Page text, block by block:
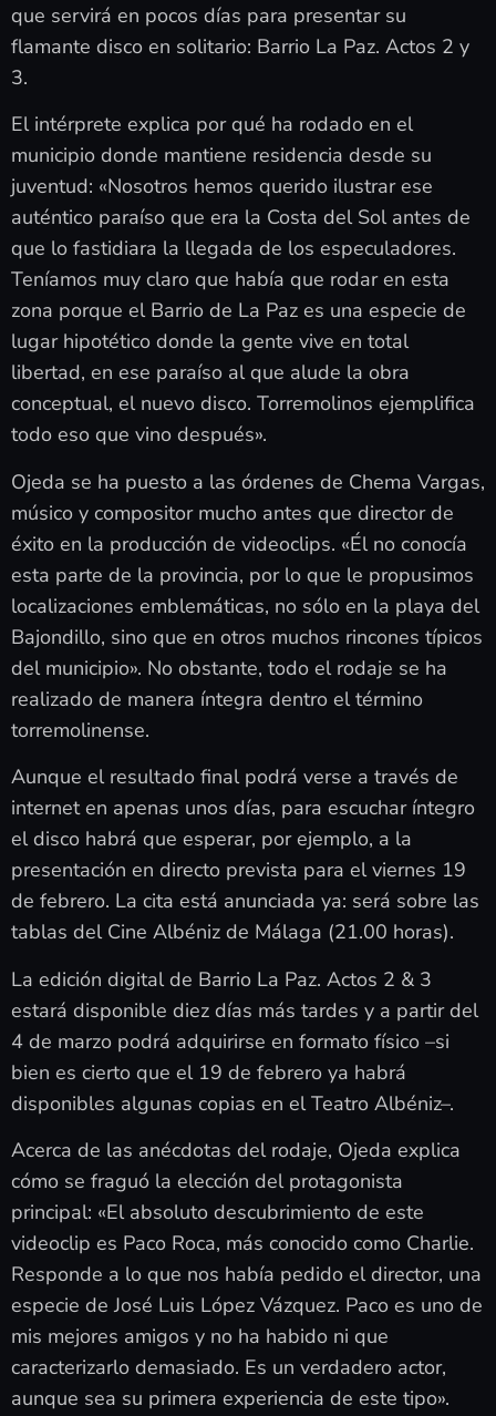
que servirá en pocos días para presentar su
flamante disco en solitario: Barrio La Paz. Actos 2 y
3.
El intérprete explica por qué ha rodado en el
municipio donde mantiene residencia desde su
juventud: «Nosotros hemos querido ilustrar ese
auténtico paraíso que era la Costa del Sol antes de
que lo fastidiara la llegada de los especuladores.
Teníamos muy claro que había que rodar en esta
zona porque el Barrio de La Paz es una especie de
lugar hipotético donde la gente vive en total
libertad, en ese paraíso al que alude la obra
conceptual, el nuevo disco. Torremolinos ejemplifica
todo eso que vino después».
Ojeda se ha puesto a las órdenes de Chema Vargas,
músico y compositor mucho antes que director de
éxito en la producción de videoclips. «Él no conocía
esta parte de la provincia, por lo que le propusimos
localizaciones emblemáticas, no sólo en la playa del
Bajondillo, sino que en otros muchos rincones típicos
del municipio». No obstante, todo el rodaje se ha
realizado de manera íntegra dentro el término
torremolinense.
Aunque el resultado final podrá verse a través de
internet en apenas unos días, para escuchar íntegro
el disco habrá que esperar, por ejemplo, a la
presentación en directo prevista para el viernes 19
de febrero. La cita está anunciada ya: será sobre las
tablas del Cine Albéniz de Málaga (21.00 horas).
La edición digital de Barrio La Paz. Actos 2 & 3
estará disponible diez días más tardes y a partir del
4 de marzo podrá adquirirse en formato físico –si
bien es cierto que el 19 de febrero ya habrá
disponibles algunas copias en el Teatro Albéniz–.
Acerca de las anécdotas del rodaje, Ojeda explica
cómo se fraguó la elección del protagonista
principal: «El absoluto descubrimiento de este
videoclip es Paco Roca, más conocido como Charlie.
Responde a lo que nos había pedido el director, una
especie de José Luis López Vázquez. Paco es uno de
mis mejores amigos y no ha habido ni que
caracterizarlo demasiado. Es un verdadero actor,
aunque sea su primera experiencia de este tipo».